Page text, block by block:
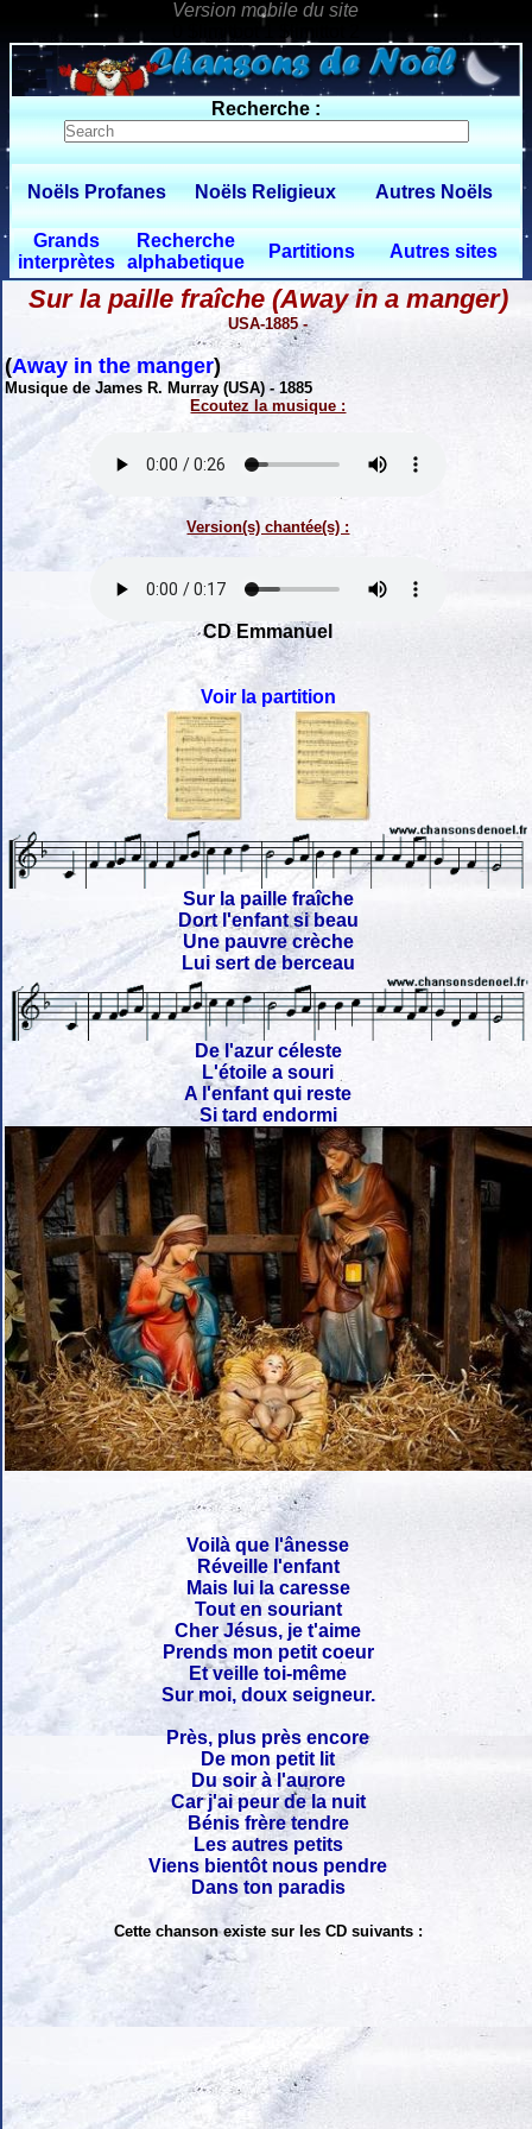
0 $limitbot 1 $limittot 2
Recherche :
Noëls Profanes Noëls Religieux Autres Noëls
Grands
interprètes
Recherche
alphabetique
Partitions Autres sites
Sur la paille fraîche (Away in a manger)
USA-1885 -
(Away in the manger)
Musique de James R. Murray (USA) - 1885
Ecoutez la musique :
Version(s) chantée(s) :
CD Emmanuel
Voir la partition
Sur la paille fraîche
Dort l'enfant si beau
Une pauvre crèche
Lui sert de berceau
De l'azur céleste
L'étoile a souri
A l'enfant qui reste
Si tard endormi
Voilà que l'ânesse
Réveille l'enfant
Mais lui la caresse
Tout en souriant
Cher Jésus, je t'aime
Prends mon petit coeur
Et veille toi-même
Sur moi, doux seigneur.
Près, plus près encore
De mon petit lit
Du soir à l'aurore
Car j'ai peur de la nuit
Bénis frère tendre
Les autres petits
Viens bientôt nous pendre
Dans ton paradis
Cette chanson existe sur les CD suivants :